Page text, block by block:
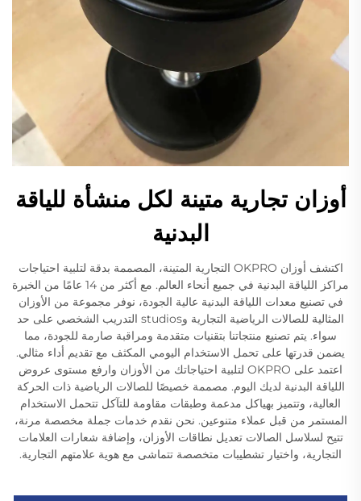
أوزان تجارية متينة لكل منشأة للياقة
البدنية
اكتشف أوزان OKPRO التجارية المتينة، المصممة بدقة لتلبية احتياجات
مراكز اللياقة البدنية في جميع أنحاء العالم. مع أكثر من 14 عامًا من الخبرة
في تصنيع معدات اللياقة البدنية عالية الجودة، نوفر مجموعة من الأوزان
المثالية للصالات الرياضية التجارية وstudios التدريب الشخصي على حد
سواء. يتم تصنيع منتجاتنا بتقنيات متقدمة ومراقبة صارمة للجودة، مما
يضمن قدرتها على تحمل الاستخدام اليومي المكثف مع تقديم أداء مثالي.
اعتمد على OKPRO لتلبية احتياجاتك من الأوزان وارفع مستوى عروض
اللياقة البدنية لديك اليوم. مصممة خصيصًا للصالات الرياضية ذات الحركة
العالية، وتتميز بهياكل مدعمة وطبقات مقاومة للتآكل تتحمل الاستخدام
المستمر من قبل عملاء متنوعين. نحن نقدم خدمات جملة مخصصة مرنة،
تتيح لسلاسل الصالات تعديل نطاقات الأوزان، وإضافة شعارات العلامات
التجارية، واختيار تشطيبات متخصصة تتماشى مع هوية علامتهم التجارية.